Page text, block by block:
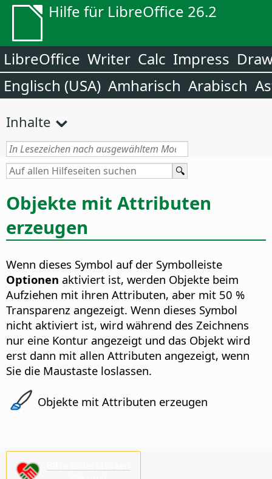
Hilfe für LibreOffice 26.2
LibreOffice Writer Calc Impress
Englisch (USA) Amharisch Arabisch
Inhalte
Objekte mit Attributen
erzeugen
Wenn dieses Symbol auf der Symbolleiste
Optionen aktiviert ist, werden Objekte beim
Aufziehen mit ihren Attributen, aber mit 50 %
Transparenz angezeigt. Wenn dieses Symbol
nicht aktiviert ist, wird während des Zeichnens
nur eine Kontur angezeigt und das Objekt wird
erst dann mit allen Attributen angezeigt, wenn
Sie die Maustaste loslassen.
Objekte mit Attributen erzeugen